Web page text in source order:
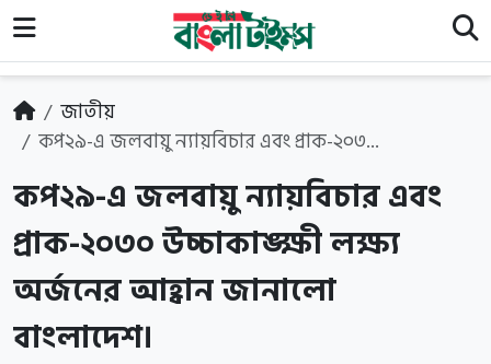
জাতীয়
কপ২৯-এ জলবায়ু ন্যায়বিচার এবং প্রাক-২০৩...
কপ২৯-এ জলবায়ু ন্যায়বিচার এবং
প্রাক-২০৩০ উচ্চাকাঙ্ক্ষী লক্ষ্য
অর্জনের আহ্বান জানালো
বাংলাদেশ।